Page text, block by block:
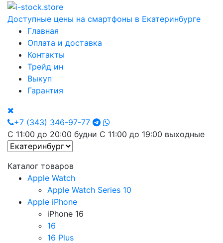
Доступные цены на смартфоны в Екатеринбурге
Главная
Оплата и доставка
Контакты
Трейд ин
Выкуп
Гарантия
+7 (343) 346-97-77
С 11:00 до 20:00 будни С 11:00 до 19:00 выходные
Каталог товаров
Apple Watch
Apple Watch Series 10
Apple iPhone
iPhone 16
16
16 Plus